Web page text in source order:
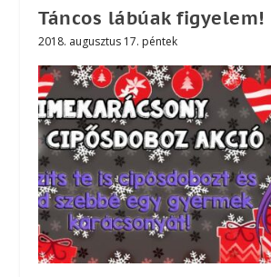
Táncos lábúak figyelem!
2018. augusztus 17. péntek